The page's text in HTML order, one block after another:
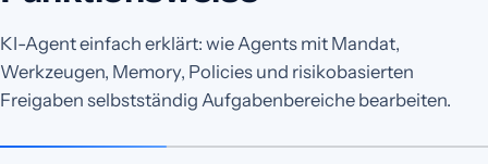
KI-Agent einfach erklärt: wie Agents mit Mandat,
Werkzeugen, Memory, Policies und risikobasierten
Freigaben selbstständig Aufgabenbereiche bearbeiten.